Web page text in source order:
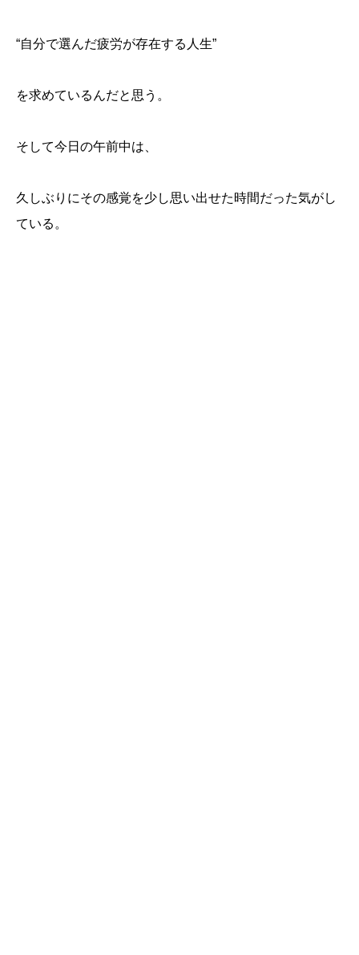
“自分で選んだ疲労が存在する人生”
を求めているんだと思う。
そして今日の午前中は、
久しぶりにその感覚を少し思い出せた時間だった気がし
ている。